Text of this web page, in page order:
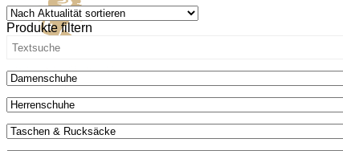
Produkte filtern